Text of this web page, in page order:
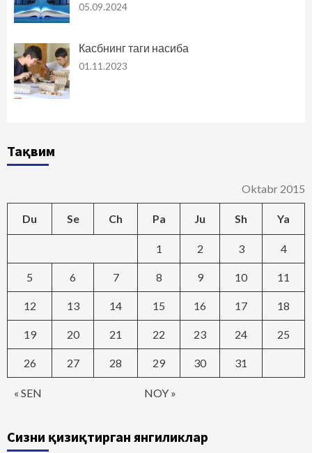
05.09.2024
Касбнинг таги насиба
01.11.2023
Тақвим
Oktabr 2015
Du Se Ch Pa Ju Sh Ya
« SEN NOY »
1 2 3 4
5 6 7 8 9 10 11
12 13 14 15 16 17 18
19 20 21 22 23 24 25
26 27 28 29 30 31
Сизни қизиқтирган янгиликлар